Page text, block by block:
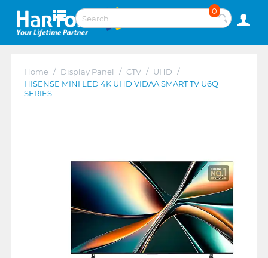
0
Home / Display Panel / CTV / UHD /
HISENSE MINI LED 4K UHD VIDAA SMART TV U6Q
SERIES